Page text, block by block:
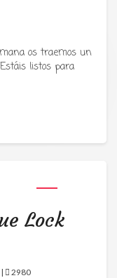
ツ
os traemos un
listos para
Lock
2980